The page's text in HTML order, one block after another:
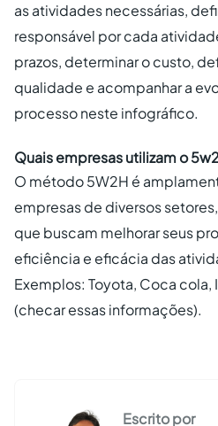
as atividades necessárias,
responsável por cada
prazos, determinar o custo,
qualidade e acompanhar a
processo neste infográfico.
Quais empresas utilizam o
O método 5W2H é
empresas de diversos
que buscam melhorar seus
eficiência e eficácia das
Exemplos: Toyota, Coca cola,
(checar essas informações).
Escrito por